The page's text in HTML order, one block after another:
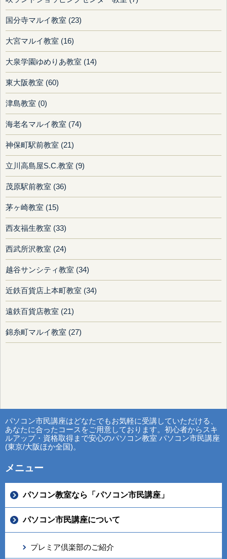
国分寺マルイ教室 (23)
大宮マルイ教室 (16)
大泉学園ゆめりあ教室 (14)
東大阪教室 (60)
津島教室 (0)
海老名マルイ教室 (74)
神保町駅前教室 (21)
立川高島屋S.C.教室 (9)
茂原駅前教室 (36)
茅ヶ崎教室 (15)
西友福生教室 (33)
西武所沢教室 (24)
越谷サンシティ教室 (34)
近鉄百貨店上本町教室 (34)
遠鉄百貨店教室 (21)
錦糸町マルイ教室 (27)
パソコン市民講座はどなたでもお気軽に受講していただける、
あなたに合ったコースをご用意しております。初心者からスキ
ルアップ・資格取得まで安心のパソコン教室 パソコン市民講座
(東京/大阪ほか全国)。
メニュー
パソコン教室なら「パソコン市民講座」
パソコン市民講座について
プレミア倶楽部のご紹介